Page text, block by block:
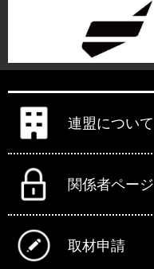
連盟について
関係者ページ
取材申請